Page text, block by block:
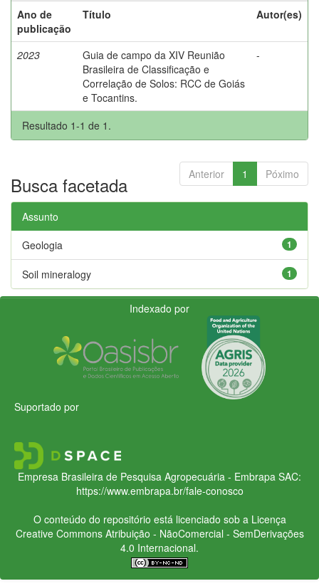
Ano de
publicação
Título Autor(es)
2023
Guia de campo da XIV Reunião
Brasileira de Classificação e
Correlação de Solos: RCC de Goiás
e Tocantins.
-
Resultado 1-1 de 1.
Anterior 1 Póximo
Busca facetada
Assunto
1
Geologia
1
Soil mineralogy
Indexado por
Suportado por
Empresa Brasileira de Pesquisa Agropecuária - Embrapa SAC:
https://www.embrapa.br/fale-conosco
O conteúdo do repositório está licenciado sob a Licença
Creative CommonsAtribuição - NãoComercial - SemDerivações
4.0 Internacional.